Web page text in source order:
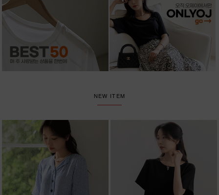
NEW ITEM